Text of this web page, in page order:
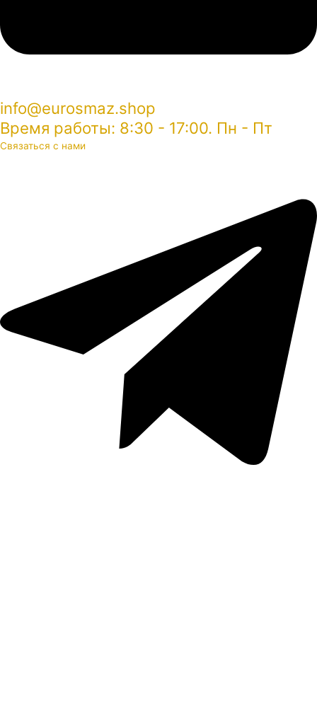
info@eurosmaz.shop
Время работы: 8:30 - 17:00. Пн - Пт
Связаться с нами